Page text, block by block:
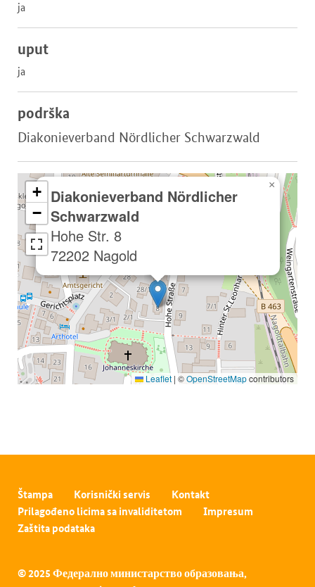
ja
uput
ja
podrška
Diakonieverband Nördlicher Schwarzwald
Diakonieverband Nördlicher
Schwarzwald
Hohe Str. 8
72202 Nagold
×
+
−
Leaflet | ©OpenStreetMapcontributors
Štampa Korisnički servis
Kontakt
Prilagođeno licima sa invaliditetom
Impresum
Zaštita podataka
© 2025 Федерално министарство образовања,